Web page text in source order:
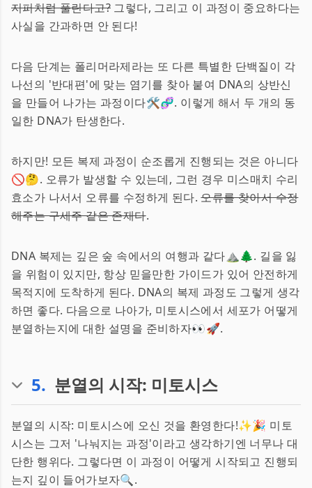
지퍼처럼 풀린다고? 그렇다, 그리고 이 과정이 중요하다는
사실을 간과하면 안 된다!
다음 단계는 폴리머라제라는 또 다른 특별한 단백질이 각
나선의 '반대편'에 맞는 염기를 찾아 붙여 DNA의 상반신
을 만들어 나가는 과정이다🛠🧬. 이렇게 해서 두 개의 동
일한 DNA가 탄생한다.
하지만! 모든 복제 과정이 순조롭게 진행되는 것은 아니다
🚫🤔. 오류가 발생할 수 있는데, 그런 경우 미스매치 수리
효소가 나서서 오류를 수정하게 된다.오류를 찾아서 수정
해주는 구세주 같은 존재다.
DNA 복제는 깊은 숲 속에서의 여행과 같다⛰🌲. 길을 잃
을 위험이 있지만, 항상 믿을만한 가이드가 있어 안전하게
목적지에 도착하게 된다. DNA의 복제 과정도 그렇게 생각
하면 좋다. 다음으로 나아가, 미토시스에서 세포가 어떻게
분열하는지에 대한 설명을 준비하자👀🚀.
5. 분열의 시작: 미토시스
분열의 시작: 미토시스에 오신 것을 환영한다!✨🎉 미토
시스는 그저 '나눠지는 과정'이라고 생각하기엔 너무나 대
단한 행위다. 그렇다면 이 과정이 어떻게 시작되고 진행되
는지 깊이 들어가보자🔍.